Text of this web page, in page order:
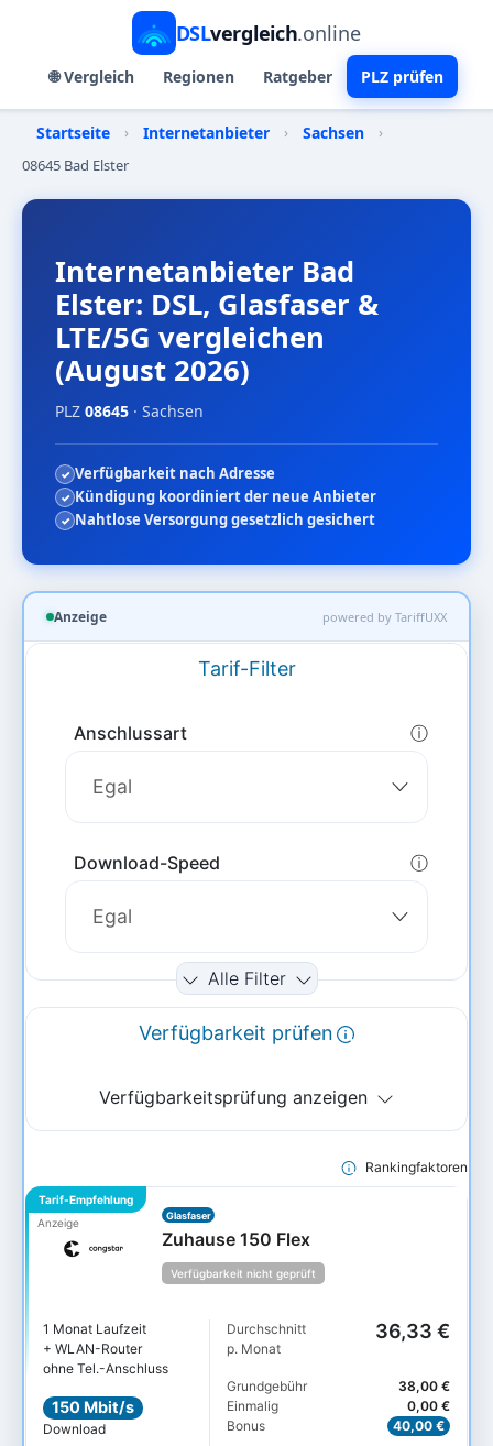
DSLvergleich.online
🌐 Vergleich Regionen Ratgeber PLZ prüfen
Startseite › Internetanbieter › Sachsen
›
08645 Bad Elster
Internetanbieter Bad
Elster: DSL, Glasfaser &
LTE/5G vergleichen
(August 2026)
PLZ 08645 · Sachsen
Verfügbarkeit nach Adresse
Kündigung koordiniert der neue Anbieter
Nahtlose Versorgung gesetzlich gesichert
Anzeige powered by TariffUXX